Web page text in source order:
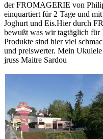
der FROMAGERIE von
einquartiert für 2 Tage und
Joghurt und Eis.Hier durch
bewußt was wir tagtäglich für
Produkte sind hier viel
und preiswerter. Mein
jruss Maitre Sardou